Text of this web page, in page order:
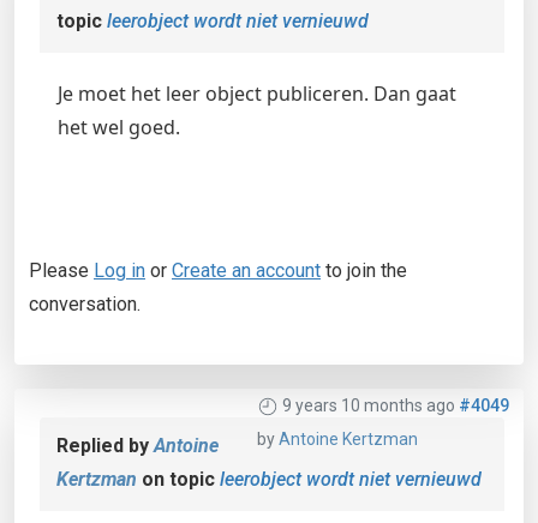
topic leerobject wordt niet vernieuwd
Je moet het leer object publiceren. Dan gaat
het wel goed.
Please Log in or Create an account to join the
conversation.
9 years 10 months ago #4049
byAntoine Kertzman
Replied byAntoine
Kertzman on topic leerobject wordt niet vernieuwd